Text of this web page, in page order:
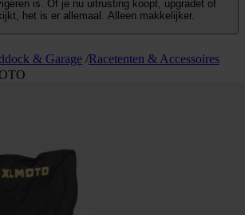
is. Of je nu uitrusting koopt, upgradet of
het is er allemaal. Alleen makkelijker.
& Garage /Racetenten & Accessoires